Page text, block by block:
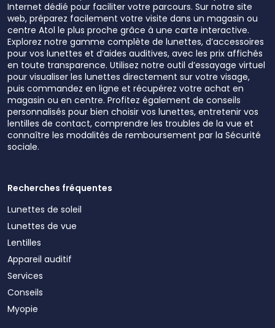
Internet dédié pour faciliter votre parcours. Sur notre site
web, préparez facilement votre visite dans un magasin ou
centre Atol le plus proche grâce à une carte interactive.
Explorez notre gamme complète de lunettes, d’accessoires
pour vos lunettes et d’aides auditives, avec les prix affichés
en toute transparence. Utilisez notre outil d’essayage virtuel
pour visualiser les lunettes directement sur votre visage,
puis commandez en ligne et récupérez votre achat en
magasin ou en centre. Profitez également de conseils
personnalisés pour bien choisir vos lunettes, entretenir vos
lentilles de contact, comprendre les troubles de la vue et
connaître les modalités de remboursement par la Sécurité
sociale.
Recherches fréquentes
Lunettes de soleil
Lunettes de vue
Lentilles
Appareil auditif
Services
Conseils
Myopie